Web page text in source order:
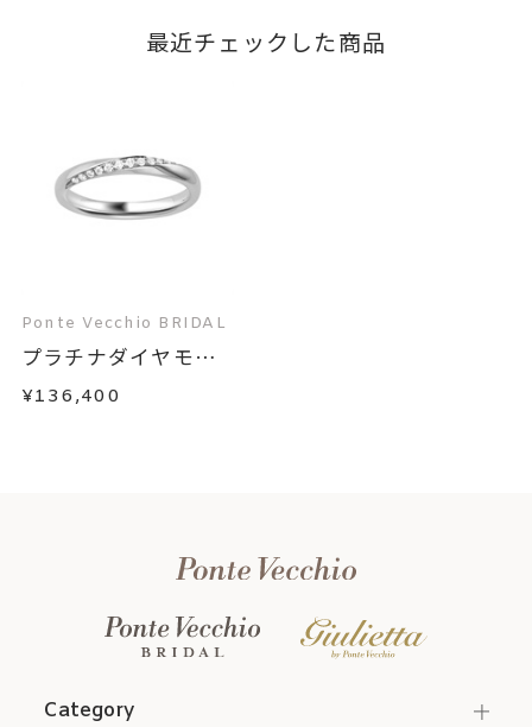
最近チェックした商品
Ponte Vecchio BRIDAL
プラチナダイヤモン
ド...
¥136,400
Category